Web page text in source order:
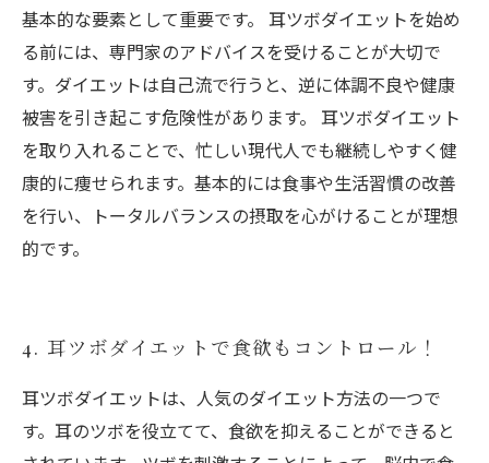
基本的な要素として重要です。 耳ツボダイエットを始め
る前には、専門家のアドバイスを受けることが大切で
す。ダイエットは自己流で行うと、逆に体調不良や健康
被害を引き起こす危険性があります。 耳ツボダイエット
を取り入れることで、忙しい現代人でも継続しやすく健
康的に痩せられます。基本的には食事や生活習慣の改善
を行い、トータルバランスの摂取を心がけることが理想
的です。
4. 耳ツボダイエットで食欲もコントロール！
耳ツボダイエットは、人気のダイエット方法の一つで
す。耳のツボを役立てて、食欲を抑えることができると